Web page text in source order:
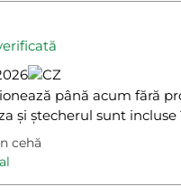
până acum fără
și ștecherul sunt
cehă